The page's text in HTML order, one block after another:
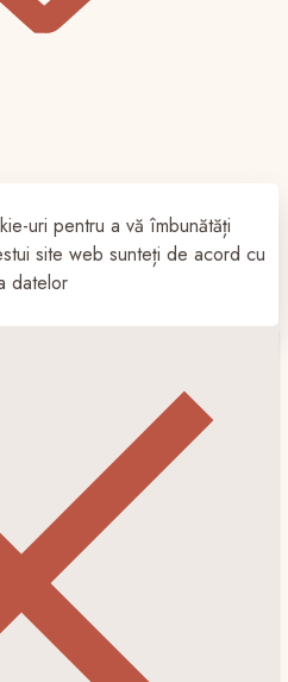
uri pentru a vă îmbunătăți
site web sunteți de acord cu
datelor